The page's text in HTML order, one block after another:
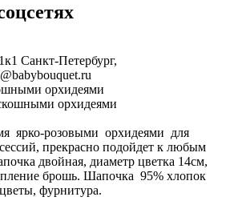
Санкт-Петербург,
орхидеями
ярко-розовыми орхидеями для
прекрасно подойдет к любым
двойная, диаметр цветка 14см,
брошь. Шапочка 95% хлопок
фурнитура.